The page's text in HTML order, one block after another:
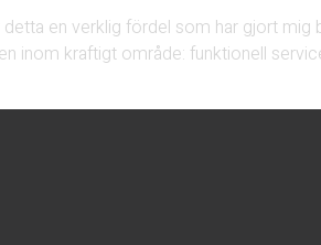
en verklig fördel som har gjort mig
inom kraftigt område: funktionell